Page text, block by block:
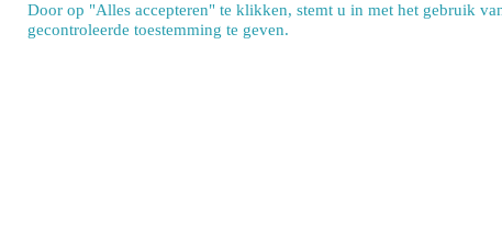
Door op "Alles accepteren" te klikken, stemt u in met het gebruik
gecontroleerde toestemming te geven.
Our site